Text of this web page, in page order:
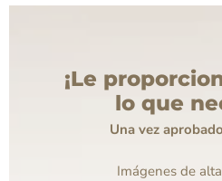
¡Le
lo que
Una vez
Imágenes de